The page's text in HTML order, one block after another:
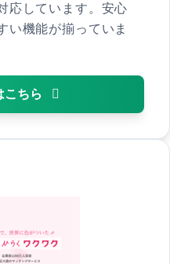
応しています。安心
い機能が揃っていま
こちら